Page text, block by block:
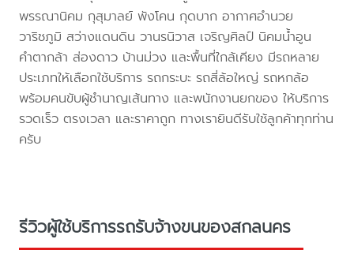
พรรณานิคม กุสุมาลย์ พังโคน กุดบาก อากาศอำนวย
วาริชภูมิ สว่างแดนดิน วานรนิวาส เจริญศิลป์ นิคมน้ำอูน
คำตากล้า ส่องดาว บ้านม่วง และพื้นที่ใกล้เคียง มีรถหลาย
ประเภทให้เลือกใช้บริการ รถกระบะ รถสี่ล้อใหญ่ รถหกล้อ
พร้อมคนขับผู้ชำนาญเส้นทาง และพนักงานยกของ ให้บริการ
รวดเร็ว ตรงเวลา และราคาถูก ทางเรายินดีรับใช้ลูกค้าทุกท่าน
ครับ
รีวิวผู้ใช้บริการรถรับจ้างขนของสกลนคร